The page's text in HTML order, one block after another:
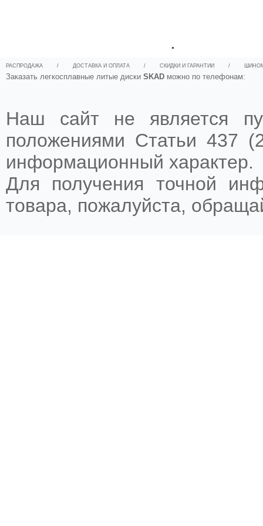
.
РАСПРОДАЖА / ДОСТАВКА И ОПЛАТА / СКИДКИ И ГАРАНТИИ /
Заказать легкосплавные литые диски SKAD можно по телефонам:
Наш сайт не является
положениями Статьи 437
информационный характер.
Для получения точной
товара, пожалуйста,